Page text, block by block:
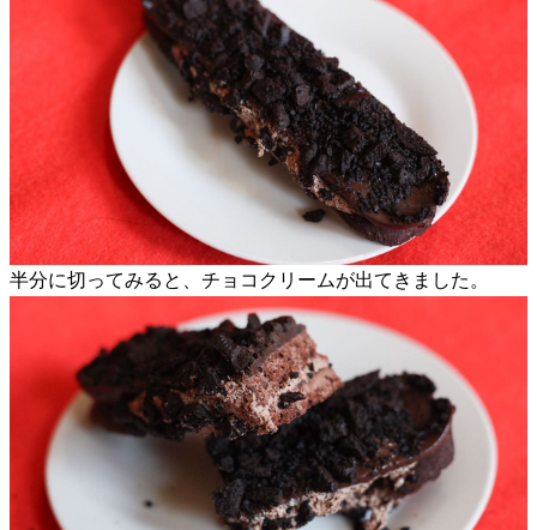
半分に切ってみると、チョコクリームが出てきました。